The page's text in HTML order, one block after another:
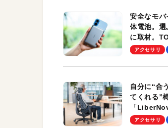
安全なモバ
体電池。選
に取材。
Pro」の実
アクセサリ
自分に“合
てくれる”
「
わかった
アクセサリ